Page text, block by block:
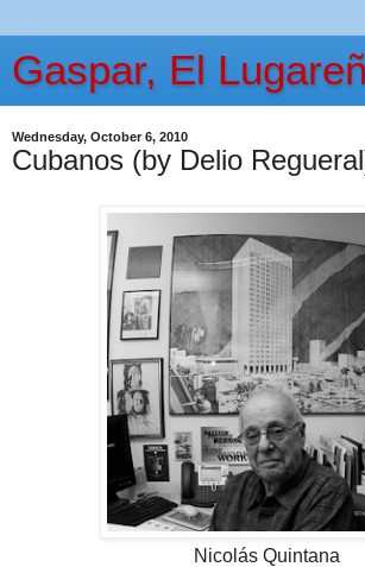
Gaspar, El
Wednesday, October 6, 2010
Cubanos (by Delio
Nicolás Quintana